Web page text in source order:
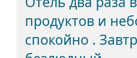
продуктов и
спокойно .